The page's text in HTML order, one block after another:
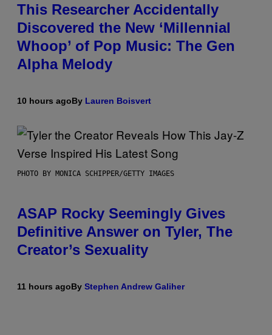
This Researcher Accidentally
Discovered the New ‘Millennial
Whoop’ of Pop Music: The Gen
Alpha Melody
10 hours agoBy Lauren Boisvert
PHOTO BY MONICA SCHIPPER/GETTY IMAGES
ASAP Rocky Seemingly Gives
Definitive Answer on Tyler, The
Creator’s Sexuality
11 hours agoBy Stephen Andrew Galiher